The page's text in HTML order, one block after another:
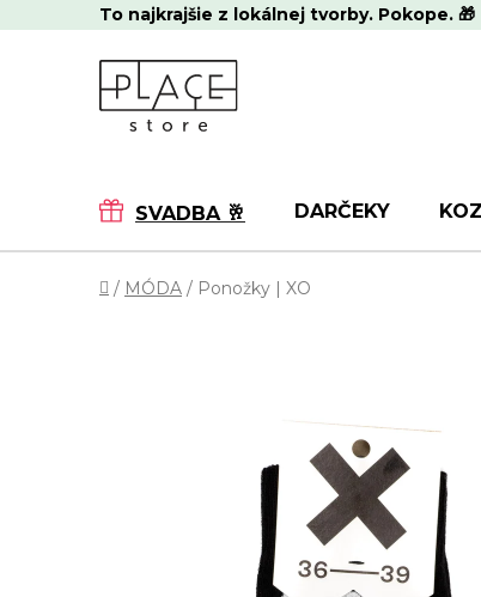
na
To najkrajšie z lokálnej tvorby. Pokope. 🎁
SVADBA 🥂 DARČEKY
Domov
/ MÓDA / Ponožky | XO